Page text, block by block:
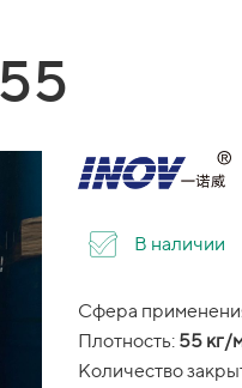
В наличии
Сфера
Плотность: 55 кг/
Количество